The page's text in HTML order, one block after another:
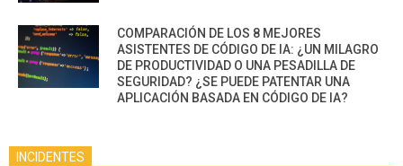
COMPARACIÓN DE LOS 8 MEJORES
ASISTENTES DE CÓDIGO DE IA: ¿UN MILAGRO
DE PRODUCTIVIDAD O UNA PESADILLA DE
SEGURIDAD? ¿SE PUEDE PATENTAR UNA
APLICACIÓN BASADA EN CÓDIGO DE IA?
INCIDENTES